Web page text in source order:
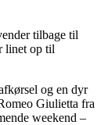
tilbage til
linet op til
og en dyr
Giulietta fra
weekend –